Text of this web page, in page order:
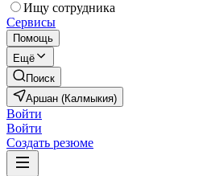
Ищу сотрудника
Сервисы
Помощь
Ещё
Поиск
Аршан (Калмыкия)
Войти
Войти
Создать резюме